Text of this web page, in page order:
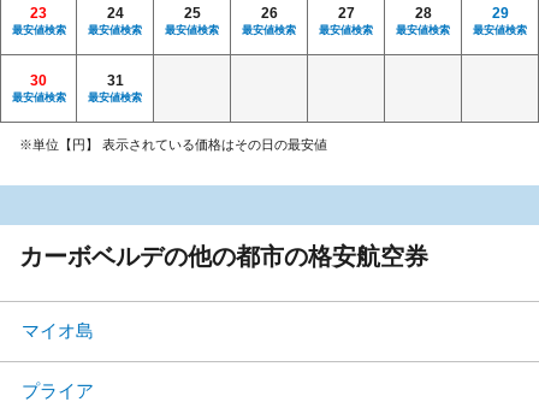
23
最安値検索
24
最安値検索
25
最安値検索
26
最安値検索
27
最安値検索
28
最安値検索
29
最安値検索
30
最安値検索
31
最安値検索
※単位【円】 表示されている価格はその日の最安値
カーボベルデの他の都市の格安航空券
マイオ島
プライア